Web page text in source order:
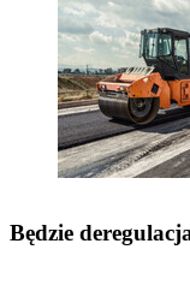
Będzie